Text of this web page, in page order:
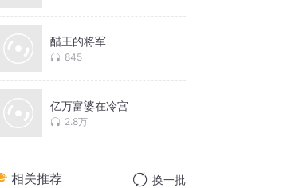
醋王的将军
845
亿万富婆在冷宫
2.8万
相关推荐 换一批